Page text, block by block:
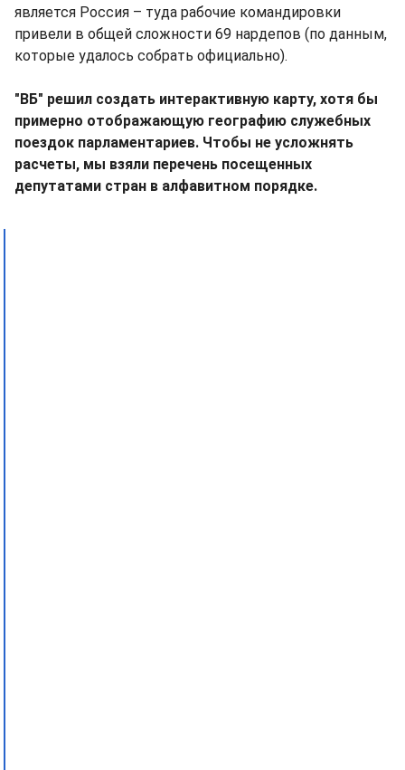
является Россия – туда рабочие командировки
привели в общей сложности 69 нардепов (по данным,
которые удалось собрать официально).
"ВБ" решил создать интерактивную карту, хотя бы
примерно отображающую географию служебных
поездок парламентариев. Чтобы не усложнять
расчеты, мы взяли перечень посещенных
депутатами стран в алфавитном порядке.